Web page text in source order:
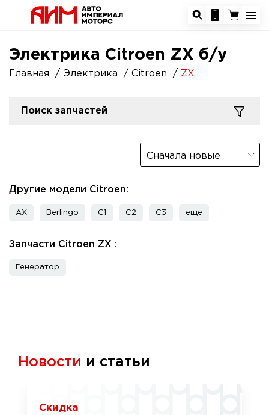
Электрика Citroen ZX б/у
Главная Электрика Citroen ZX
Поиск запчастей
Сначала новые
Другие модели Citroen:
AX Berlingo C1 C2 C3 еще
Запчасти Citroen ZX :
Генератор
Новости и статьи
Скидка